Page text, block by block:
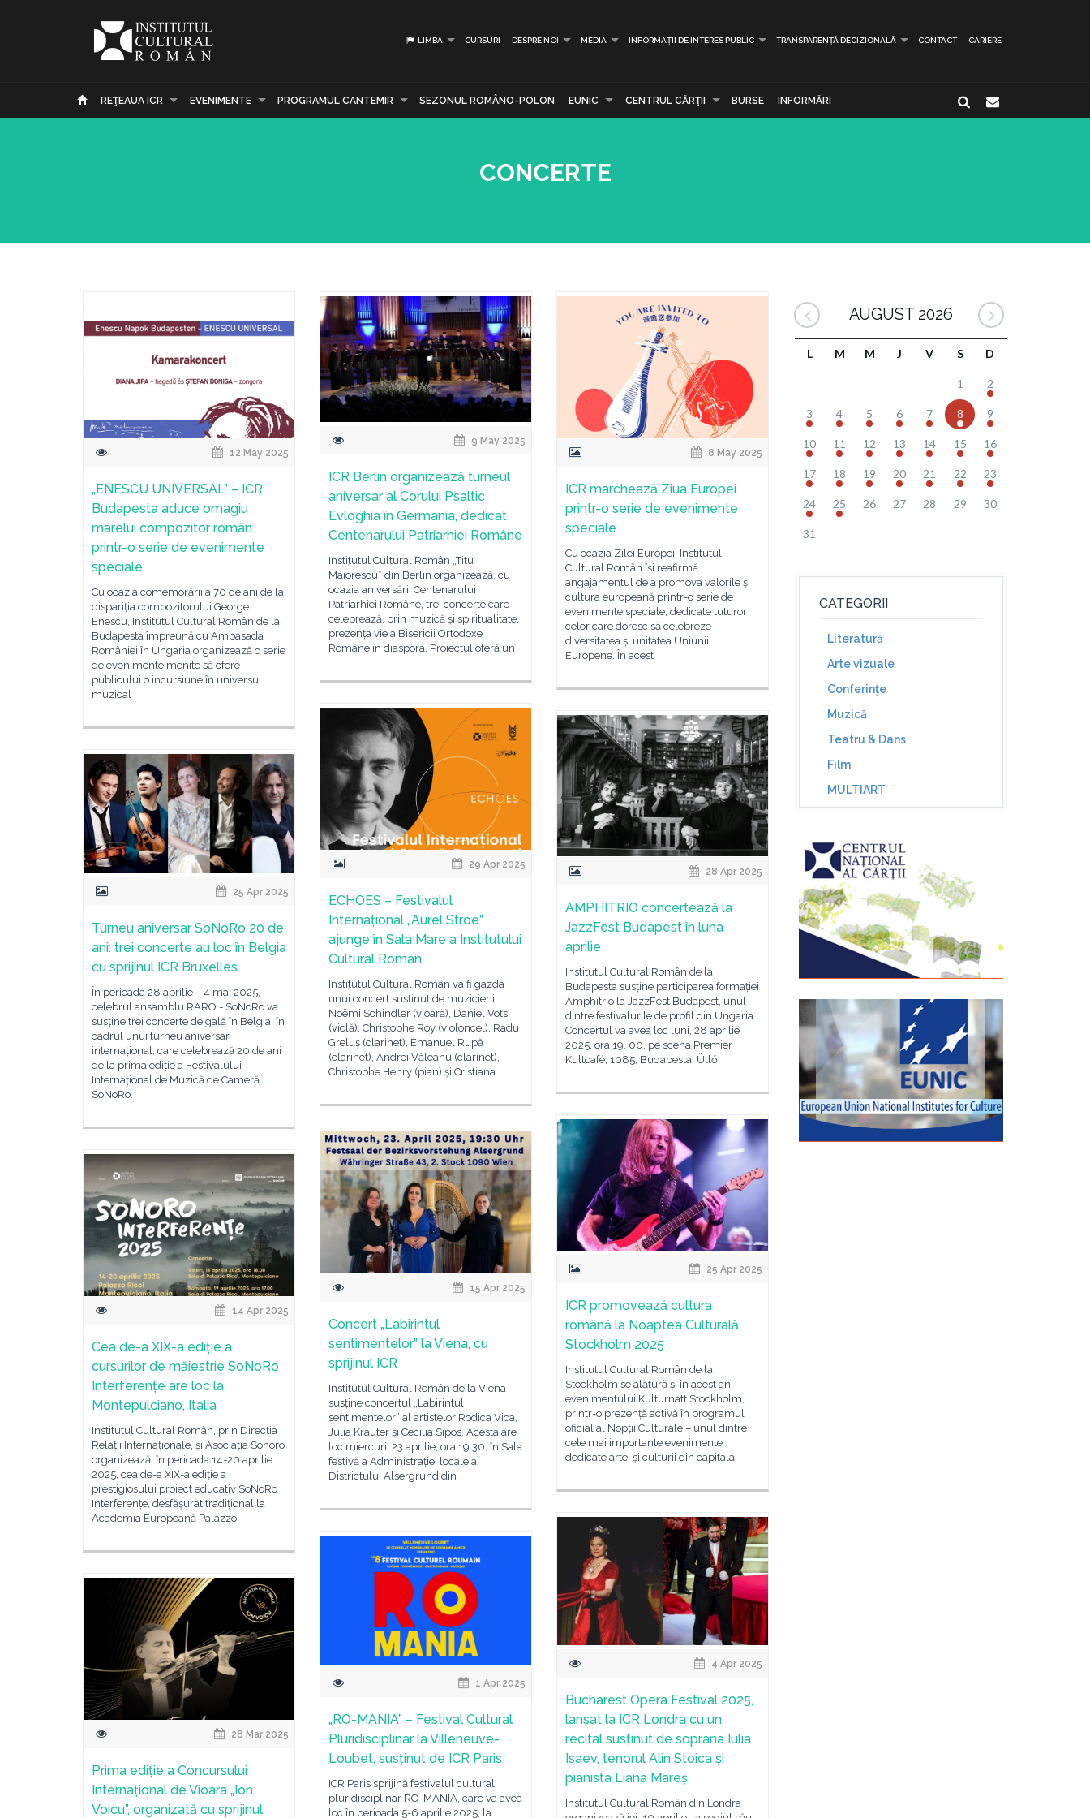
LIMBA CURSURI DESPRE NOI MEDIA INFORMAȚII DE INTERES PUBLIC TRANSPARENȚĂ DECIZIONALĂ CONTACT CARIERE
REŢEAUA ICR EVENIMENTE PROGRAMUL CANTEMIR SEZONUL ROMÂNO-POLON EUNIC CENTRUL CĂRŢII BURSE INFORMĂRI
CONCERTE
12 May 2025
„ENESCU UNIVERSAL” – ICR
Budapesta aduce omagiu
marelui compozitor român
printr-o serie de evenimente
speciale
Cu ocazia comemorării a 70 de ani de la
dispariția compozitorului George
Enescu, Institutul Cultural Român de la
Budapesta împreună cu Ambasada
României în Ungaria organizează o serie
de evenimente menite să ofere
publicului o incursiune în universul
muzical
9 May 2025
ICR Berlin organizează turneul
aniversar al Corului Psaltic
Evloghia în Germania, dedicat
Centenarului Patriarhiei Române
Institutul Cultural Român „Titu
Maiorescu” din Berlin organizează, cu
ocazia aniversării Centenarului
Patriarhiei Române, trei concerte care
celebrează, prin muzică și spiritualitate,
prezența vie a Bisericii Ortodoxe
Române în diaspora. Proiectul oferă un
8 May 2025
ICR marchează Ziua Europei
printr-o serie de evenimente
speciale
Cu ocazia Zilei Europei, Institutul
Cultural Român își reafirmă
angajamentul de a promova valorile și
cultura europeană printr-o serie de
evenimente speciale, dedicate tuturor
celor care doresc să celebreze
diversitatea și unitatea Uniunii
Europene. În acest
29 Apr 2025
ECHOES – Festivalul
Internațional „Aurel Stroe”
ajunge în Sala Mare a Institutului
Cultural Român
Institutul Cultural Român va fi gazda
unui concert susținut de muzicienii
Noëmi Schindler (vioară), Daniel Vots
(violă), Christophe Roy (violoncel), Radu
Greluș (clarinet), Emanuel Rupă
(clarinet), Andrei Văleanu (clarinet),
Christophe Henry (pian) și Cristiana
28 Apr 2025
AMPHITRIO concertează la
JazzFest Budapest în luna
aprilie
Institutul Cultural Român de la
Budapesta susține participarea formației
Amphitrio la JazzFest Budapest, unul
dintre festivalurile de profil din Ungaria.
Concertul va avea loc luni, 28 aprilie
2025, ora 19. 00, pe scena Premier
Kultcafé, 1085, Budapesta, Üllői
25 Apr 2025
Turneu aniversar SoNoRo 20 de
ani: trei concerte au loc în Belgia
cu sprijinul ICR Bruxelles
În perioada 28 aprilie – 4 mai 2025,
celebrul ansamblu RARO - SoNoRo va
susține trei concerte de gală în Belgia, în
cadrul unui turneu aniversar
internațional, care celebrează 20 de ani
de la prima ediție a Festivalului
Internațional de Muzică de Cameră
SoNoRo.
25 Apr 2025
ICR promovează cultura
română la Noaptea Culturală
Stockholm 2025
Institutul Cultural Român de la
Stockholm se alătură și în acest an
evenimentului Kulturnatt Stockholm,
printr-o prezență activă în programul
oficial al Nopții Culturale – unul dintre
cele mai importante evenimente
dedicate artei și culturii din capitala
15 Apr 2025
Concert „Labirintul
sentimentelor” la Viena, cu
sprijinul ICR
Institutul Cultural Român de la Viena
susține concertul „Labirintul
sentimentelor” al artistelor Rodica Vica,
Julia Kräuter și Cecilia Sipos. Acesta are
loc miercuri, 23 aprilie, ora 19:30, în Sala
festivă a Administrației locale a
Districtului Alsergrund din
14 Apr 2025
Cea de-a XIX-a ediție a
cursurilor de măiestrie SoNoRo
Interferențe are loc la
Montepulciano, Italia
Institutul Cultural Român, prin Direcția
Relații Internaționale, și Asociația Sonoro
organizează, în perioada 14-20 aprilie
2025, cea de-a XIX-a ediție a
prestigiosului proiect educativ SoNoRo
Interferențe, desfășurat tradițional la
Academia Europeană Palazzo
4 Apr 2025
Bucharest Opera Festival 2025,
lansat la ICR Londra cu un
recital susținut de soprana Iulia
Isaev, tenorul Alin Stoica și
pianista Liana Mareș
Institutul Cultural Român din Londra
1 Apr 2025
„RO-MANIA” – Festival Cultural
Pluridisciplinar la Villeneuve-
Loubet, susținut de ICR Paris
ICR Paris sprijină festivalul cultural
pluridisciplinar RO-MANIA, care va avea
loc în perioada 5-6 aprilie 2025, la
28 Mar 2025
Prima ediție a Concursului
Internațional de Vioara „Ion
Voicu”, organizată cu sprijinul
AUGUST 2026
L M M J V S D
1 2
3 4 5 6 7 8 9
10 11 12 13 14 15 16
17 18 19 20 21 22 23
24 25 26 27 28 29 30
31
CATEGORII
Literatură
Arte vizuale
Conferinţe
Muzică
Teatru & Dans
Film
MULTIART